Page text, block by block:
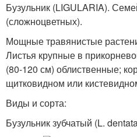
Бузульник (LIGULARIA).
(сложноцветных).
Мощные травянистые
Листья крупные в
(80-120 см) облиственные;
щитковидном или
Виды и сорта:
Бузульник зубчатый (L.